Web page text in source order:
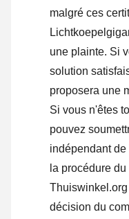
malgré ces
une plainte. Si
solution
proposera une
Si vous n'êtes
pouvez
indépendant
la procédure
décision du